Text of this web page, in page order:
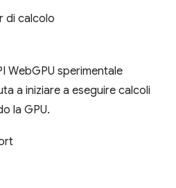
di calcolo
WebGPU sperimentale
a iniziare a eseguire calcoli
la GPU.